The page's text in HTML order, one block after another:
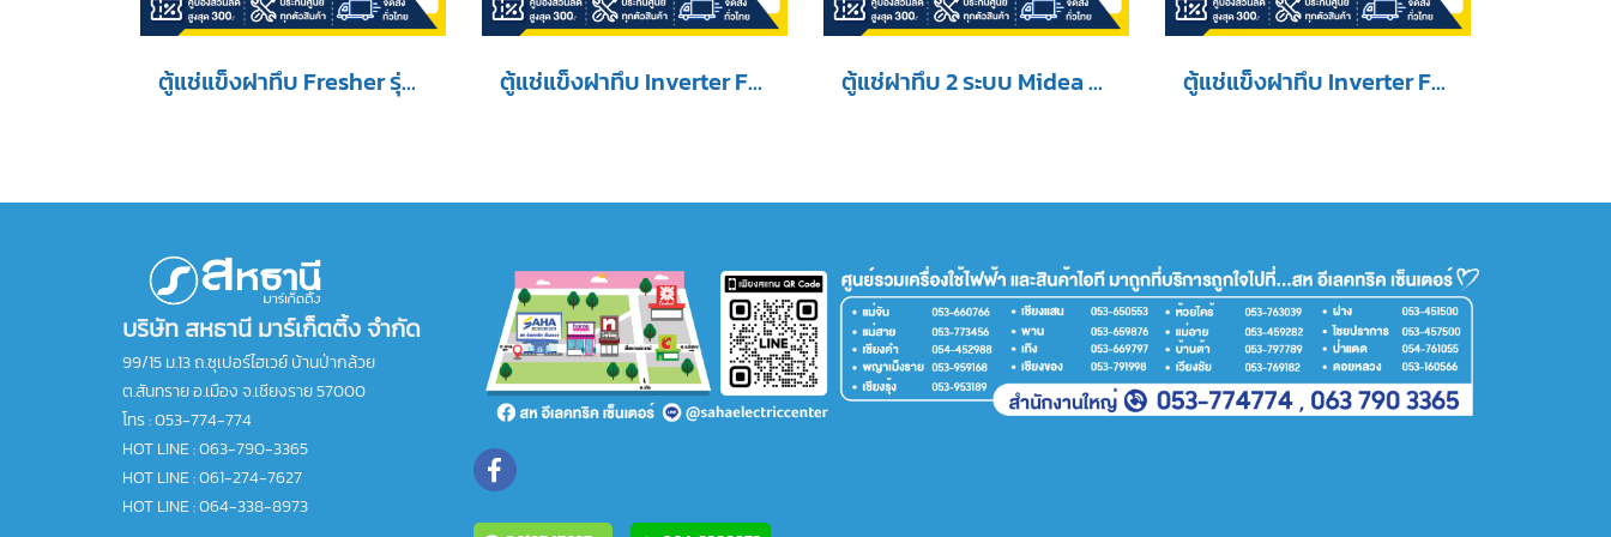
ตู้แช่แข็งฝาทึบ Fresher รุ่น FF-520XS ขนาด 18.4 Q ตู้แช่แข็งฝาทึบ Inverter FRESHER รุ่น FF-890IVT ขนาด(31.4Q) ตู้แช่ฝาทึบ 2 ระบบ Midea รุ่น BCF-100A ขนาด 3.5 คิว สีขาว ตู้แช่แข็งฝาทึบ Inverter FRESHER รุ่น FF-530IVT ขนาด (18.7Q)
บริษัท สหธานี มาร์เก็ตติ้ง จำกัด
99/15 ม.13 ถ.ซุเปอร์ไฮเวย์ บ้านป่ากล้วย
ต.สันทราย อ.เมือง จ.เชียงราย 57000
โทร :053-774-774
HOT LINE : 063-790-3365
HOT LINE : 061-274-7627
HOT LINE : 064-338-8973